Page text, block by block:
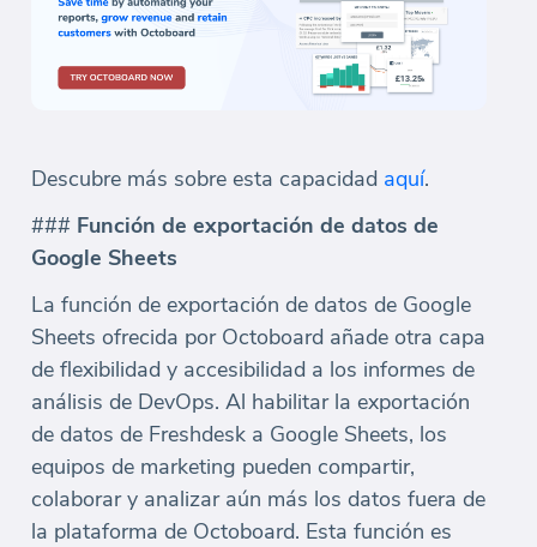
Descubre más sobre esta capacidad aquí.
### Función de exportación de datos de
Google Sheets
La función de exportación de datos de Google
Sheets ofrecida por Octoboard añade otra capa
de flexibilidad y accesibilidad a los informes de
análisis de DevOps. Al habilitar la exportación
de datos de Freshdesk a Google Sheets, los
equipos de marketing pueden compartir,
colaborar y analizar aún más los datos fuera de
la plataforma de Octoboard. Esta función es